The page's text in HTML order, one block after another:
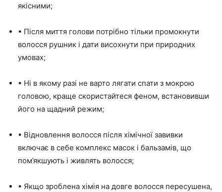
якісними;
• Після миття голови потрібно тільки промокнути
волосся рушник і дати висохнути при природних
умовах;
• Ні в якому разі не варто лягати спати з мокрою
головою, краще скористайтеся феном, встановивши
його на щадний режим;
• Відновлення волосся після хімічної завивки
включає в себе комплекс масок і бальзамів, що
пом’якшують і живлять волосся;
• Якщо зроблена хімія на довге волосся пересушена,